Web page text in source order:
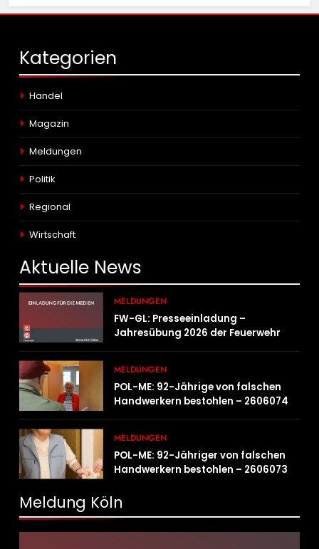
Kategorien
Handel
Magazin
Meldungen
Politik
Regional
Wirtschaft
Aktuelle News
MELDUNGEN
FW-GL: Presseeinladung –
Jahresübung 2026 der Feuerwehr
MELDUNGEN
POL-ME: 92-Jährige von falschen
Handwerkern bestohlen – 2606074
MELDUNGEN
POL-ME: 92-Jähriger von falschen
Handwerkern bestohlen – 2606073
Meldung Köln